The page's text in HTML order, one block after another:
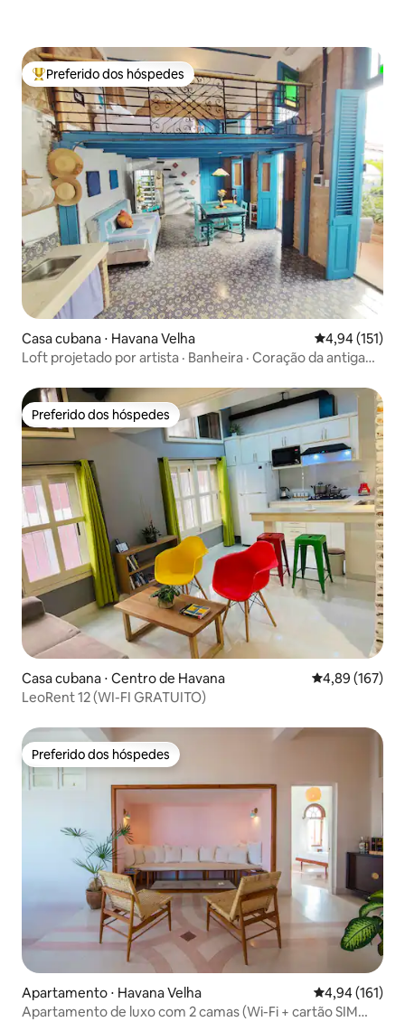
Entre os melhores preferidos dos hóspedes
Preferido dos hóspedes
Casa cubana ⋅ Havana Velha 4,94 de uma
4,94 (151)
Loft projetado por artista · Banheira · Coração da antiga
Preferido dos hóspedes
Preferido dos hóspedes
Casa cubana ⋅ Centro de Havana 4,89 de uma
4,89 (167)
LeoRent 12 (WI-FI GRATUITO)
Preferido dos hóspedes
Preferido dos hóspedes
Apartamento ⋅ Havana Velha 4,94 de uma
4,94 (161)
Apartamento de luxo com 2 camas (Wi-Fi + cartão SIM